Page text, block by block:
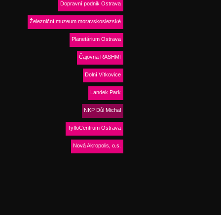
Dopravní podnik Ostrava
Železniční muzeum moravskoslezské
Planetárium Ostrava
Čajovna RASHMI
Dolní Vítkovice
Landek Park
NKP Důl Michal
TyfloCentrum Ostrava
Nová Akropolis, o.s.